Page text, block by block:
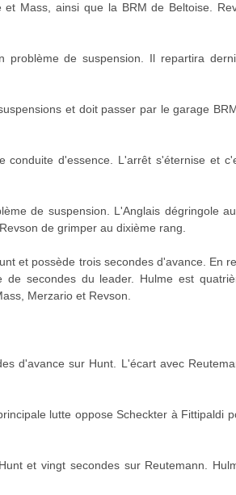
Mass, ainsi que la BRM de Beltoise.
de suspension. Il repartira
et doit passer par le garage
d'essence. L'arrêt s'éternise et
de suspension. L'Anglais dégringole
de grimper au dixième rang.
et possède trois secondes d'avance. En
secondes du leader. Hulme est
Merzario et Revson.
d'avance sur Hunt. L'écart avec
lutte oppose Scheckter à Fittipaldi
et vingt secondes sur Reutemann.